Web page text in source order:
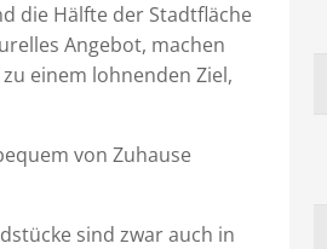
die Hälfte der Stadtfläche
Angebot, machen
einem lohnenden Ziel,
von Zuhause
sind zwar auch in